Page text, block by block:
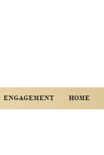
ENGAGEMENT HOME